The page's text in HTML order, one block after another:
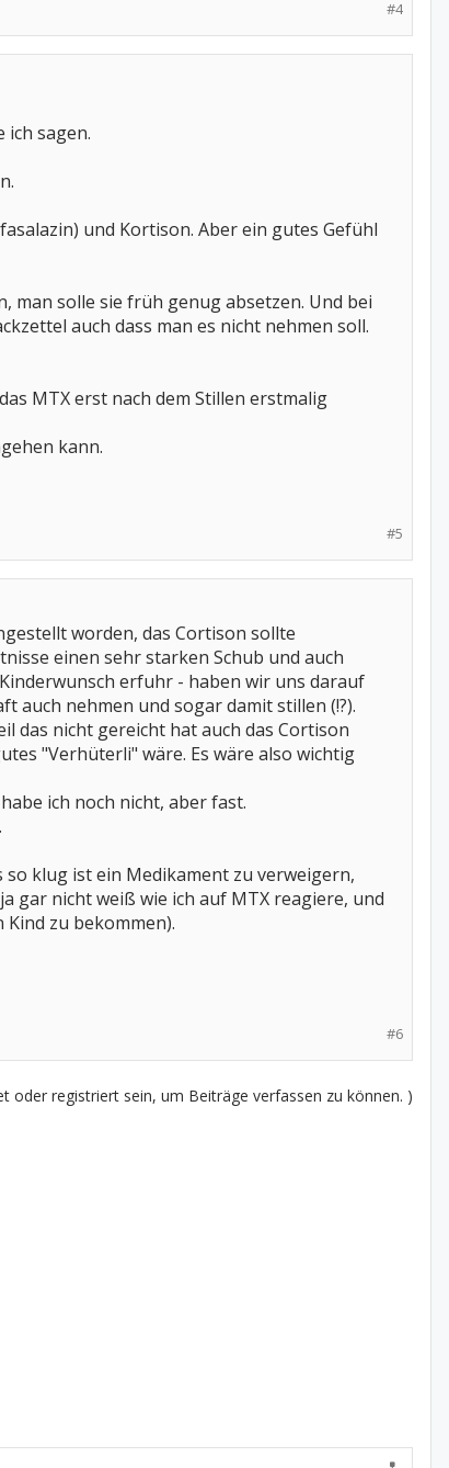
#4
ich sagen.
und Kortison. Aber ein gutes Gefühl
man solle sie früh genug absetzen. Und bei
auch dass man es nicht nehmen soll.
MTX erst nach dem Stillen erstmalig
kann.
#5
worden, das Cortison sollte
einen sehr starken Schub und auch
erfuhr - haben wir uns darauf
auch nehmen und sogar damit stillen (!?).
das nicht gereicht hat auch das Cortison
"Verhüterli" wäre. Es wäre also wichtig
ich noch nicht, aber fast.
klug ist ein Medikament zu verweigern,
gar nicht weiß wie ich auf MTX reagiere, und
zu bekommen).
#6
oder registriert sein, um Beiträge verfassen zu können. )